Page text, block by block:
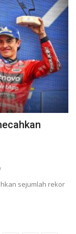
sejumlah rekor